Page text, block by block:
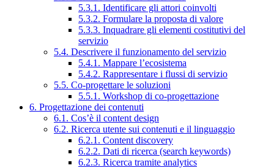
5.3.1. Identificare gli attori coinvolti
5.3.2. Formulare la proposta di valore
5.3.3. Inquadrare gli elementi costitutivi del
servizio
5.4. Descrivere il funzionamento del servizio
5.4.1. Mappare l’ecosistema
5.4.2. Rappresentare i flussi di servizio
5.5. Co-progettare le soluzioni
5.5.1. Workshop di co-progettazione
6. Progettazione dei contenuti
6.1. Cos’è il content design
6.2. Ricerca utente sui contenuti e il linguaggio
6.2.1. Content discovery
6.2.2. Dati di ricerca (search keywords)
6.2.3. Ricerca tramite analytics